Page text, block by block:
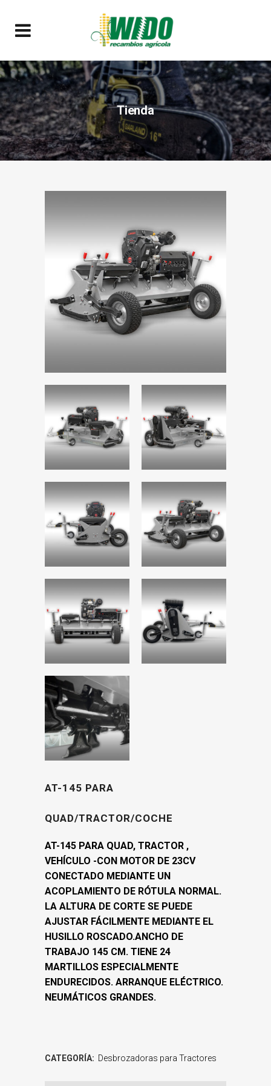
Tienda
AT-145 PARA
QUAD/TRACTOR/COCHE
AT-145 PARA QUAD, TRACTOR ,
VEHÍCULO -CON MOTOR DE 23CV
CONECTADO MEDIANTE UN
ACOPLAMIENTO DE RÓTULA NORMAL.
LA ALTURA DE CORTE SE PUEDE
AJUSTAR FÁCILMENTE MEDIANTE EL
HUSILLO ROSCADO.ANCHO DE
TRABAJO 145 CM. TIENE 24
MARTILLOS ESPECIALMENTE
ENDURECIDOS. ARRANQUE ELÉCTRICO.
NEUMÁTICOS GRANDES.
CATEGORÍA: Desbrozadoras para Tractores